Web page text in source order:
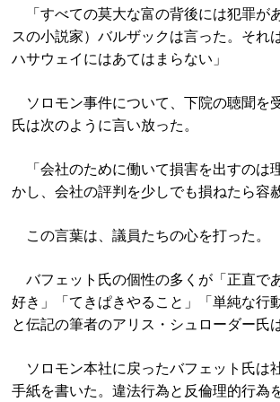
「すべての莫大な富の背後には犯罪が
スの小説家）バルザックは言った。それ
ハサウェイにはあてはまらない」
ソロモン事件について、下院の聴聞を
氏は次のように言い放った。
「会社のために働いて損害を出すのは
かし、会社の評判を少しでも損ねたら容
この言葉は、議員たちの心を打った。
バフェット氏の個性の多くが「正直で
好き」「てきぱきやること」「単純な行
と伝記の筆者のアリス・シュローダー氏
ソロモン本社に戻ったバフェット氏は
手紙を書いた。違法行為と反倫理的行為